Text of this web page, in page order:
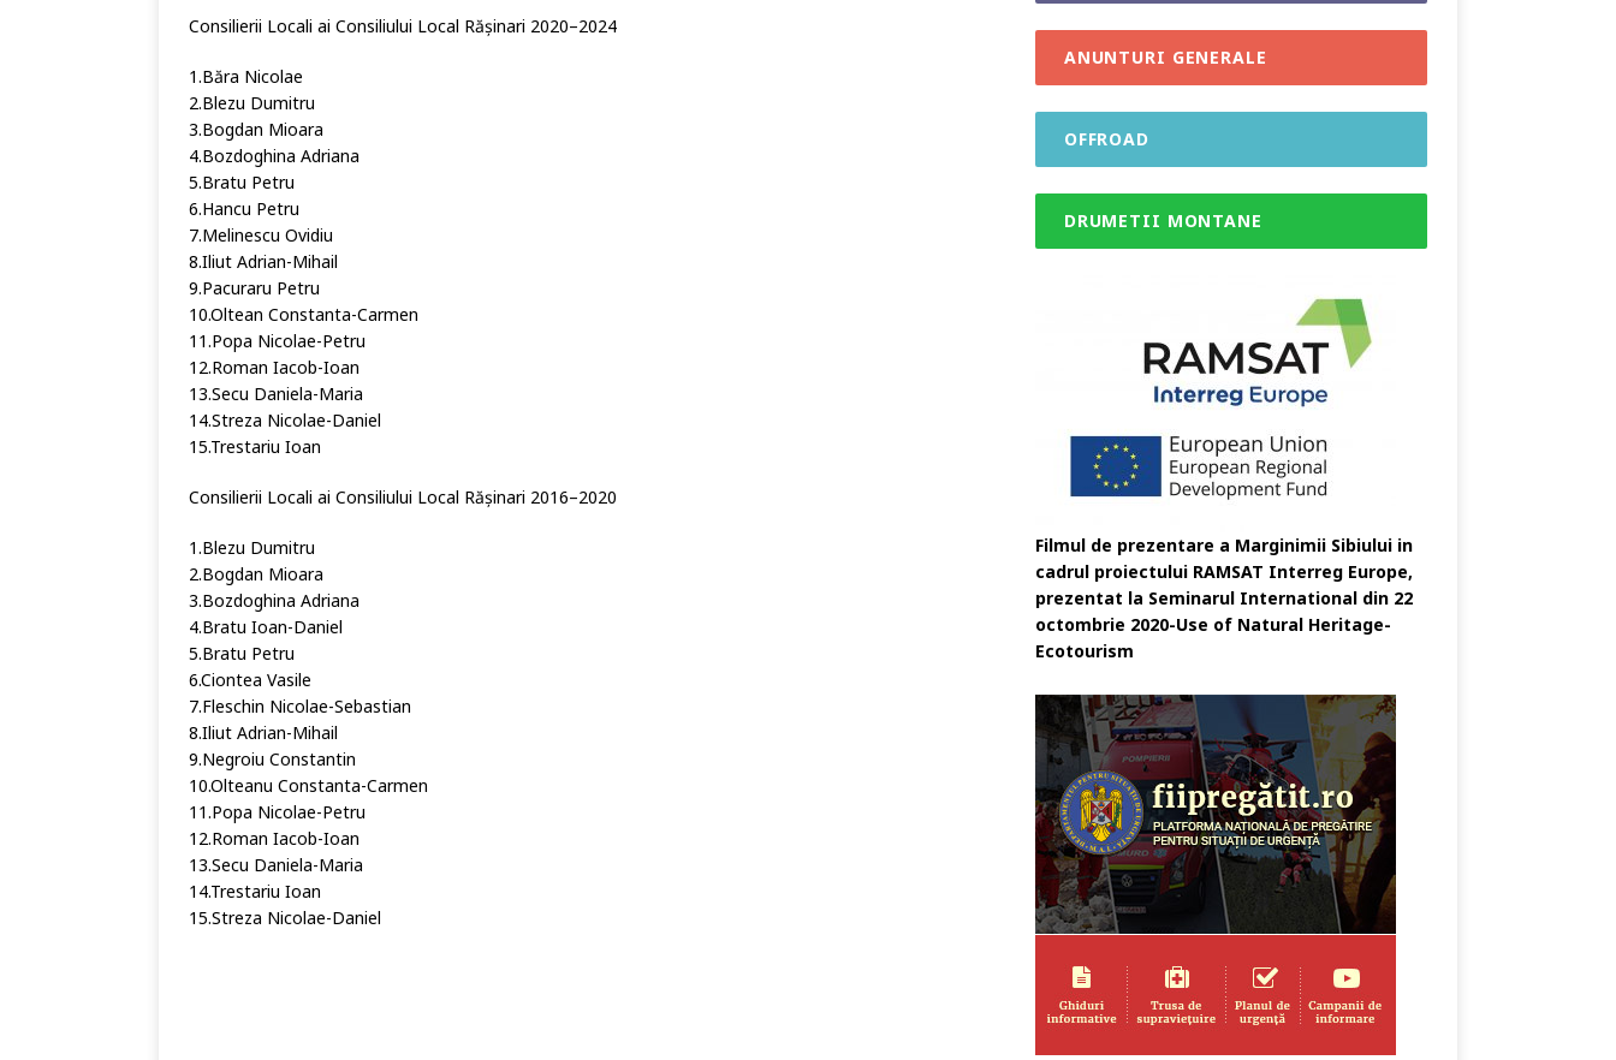
Consilierii Locali ai Consiliului Local Rășinari 2020–2024
1.Băra Nicolae
2.Blezu Dumitru
3.Bogdan Mioara
4.Bozdoghina Adriana
5.Bratu Petru
6.Hancu Petru
7.Melinescu Ovidiu
8.Iliut Adrian-Mihail
9.Pacuraru Petru
10.Oltean Constanta-Carmen
11.Popa Nicolae-Petru
12.Roman Iacob-Ioan
13.Secu Daniela-Maria
14.Streza Nicolae-Daniel
15.Trestariu Ioan
Consilierii Locali ai Consiliului Local Rășinari 2016–2020
1.Blezu Dumitru
2.Bogdan Mioara
3.Bozdoghina Adriana
4.Bratu Ioan-Daniel
5.Bratu Petru
6.Ciontea Vasile
7.Fleschin Nicolae-Sebastian
8.Iliut Adrian-Mihail
9.Negroiu Constantin
10.Olteanu Constanta-Carmen
11.Popa Nicolae-Petru
12.Roman Iacob-Ioan
13.Secu Daniela-Maria
14.Trestariu Ioan
15.Streza Nicolae-Daniel
ANUNTURI GENERALE
OFFROAD
DRUMETII MONTANE
Filmul de prezentare a Marginimii Sibiului in
cadrul proiectului RAMSAT Interreg Europe,
prezentat la Seminarul International din 22
octombrie 2020-Use of Natural Heritage-
Ecotourism